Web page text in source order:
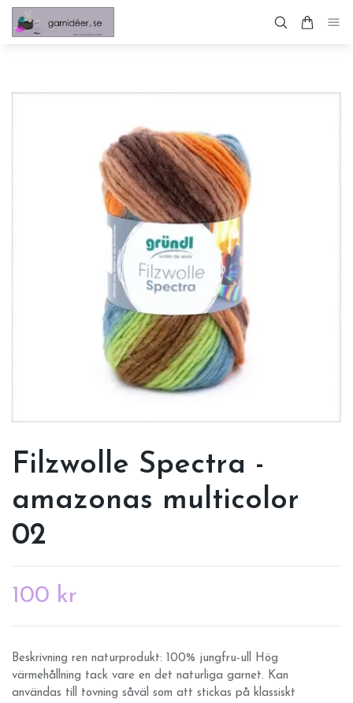
Filzwolle Spectra -
amazonas multicolor
02
100 kr
Beskrivning ren naturprodukt: 100% jungfru-ull Hög
värmehållning tack vare en det naturliga garnet. Kan
användas till tovning såväl som att stickas på klassiskt